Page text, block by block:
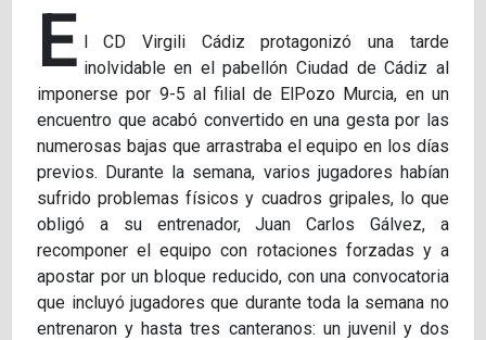
E l CD Virgili Cádiz protagonizó una tarde
inolvidable en el pabellón Ciudad de Cádiz al
imponerse por 9-5 al filial de ElPozo Murcia, en un
encuentro que acabó convertido en una gesta por las
numerosas bajas que arrastraba el equipo en los días
previos. Durante la semana, varios jugadores habían
sufrido problemas físicos y cuadros gripales, lo que
obligó a su entrenador, Juan Carlos Gálvez, a
recomponer el equipo con rotaciones forzadas y a
apostar por un bloque reducido, con una convocatoria
que incluyó jugadores que durante toda la semana no
entrenaron y hasta tres canteranos: un juvenil y dos